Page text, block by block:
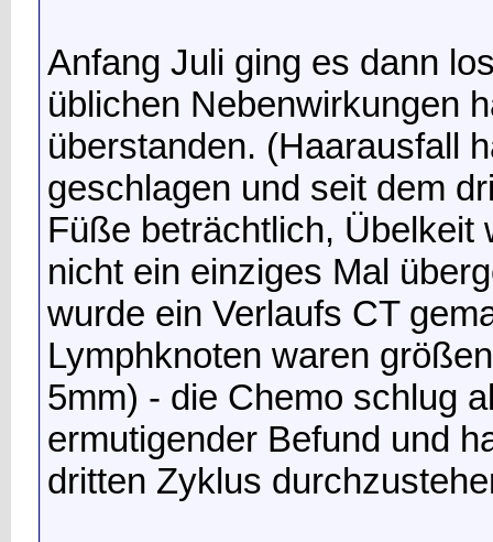
Anfang Juli ging es dann
üblichen Nebenwirkungen
überstanden. (Haarausfall
geschlagen und seit dem
Füße beträchtlich, Übelkeit
nicht ein einziges Mal
wurde ein Verlaufs CT
Lymphknoten waren
5mm) - die Chemo schlug
ermutigender Befund und
dritten Zyklus